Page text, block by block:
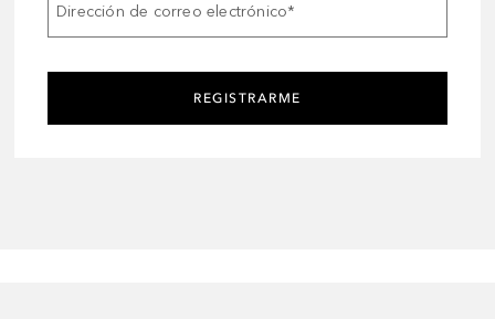
Dirección de correo electrónico*
REGISTRARME